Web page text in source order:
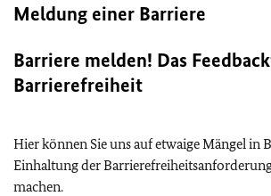
Meldung einer Barriere
Barriere melden! Das
Barrierefreiheit
Hier können Sie uns auf etwaige Mängel in
Einhaltung der
machen.